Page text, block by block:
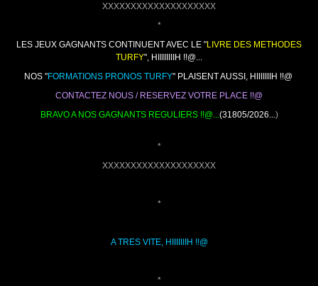
XXXXXXXXXXXXXXXXXXXX
*
LES JEUX GAGNANTS CONTINUENT AVEC LE "LIVRE DES METHODES
TURFY", HIIIIIIIIH !!@...
NOS "FORMATIONS PRONOS TURFY" PLAISENT AUSSI, HIIIIIIIH !!@
CONTACTEZ NOUS / RESERVEZ VOTRE PLACE !!@
BRAVO A NOS GAGNANTS REGULIERS !!@... (31805/2026... )
*
XXXXXXXXXXXXXXXXXXXX
*
A TRES VITE, HIIIIIIIH !!@
*